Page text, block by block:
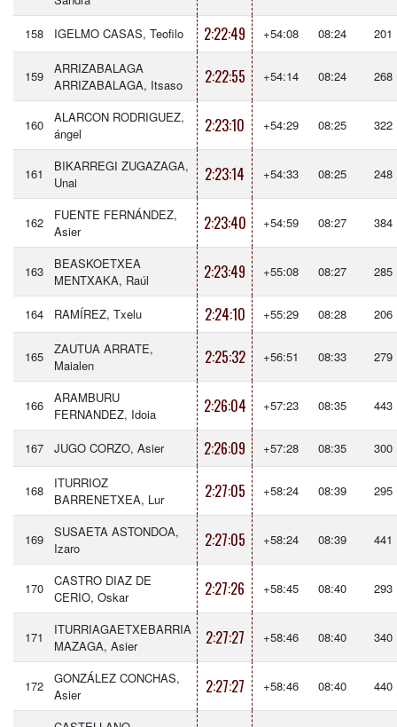
158 IGELMO CASAS, Teofilo 2:22:49 +54:08 08:24 201
159
ARRIZABALAGA
ARRIZABALAGA, Itsaso
2:22:55 +54:14 08:24 268
160
ALARCON RODRIGUEZ,
ángel
2:23:10 +54:29 08:25 322
161
BIKARREGI ZUGAZAGA,
Unai
2:23:14 +54:33 08:25 248
162
FUENTE FERNÁNDEZ,
Asier
2:23:40 +54:59 08:27 384
163
BEASKOETXEA
MENTXAKA, Raúl
2:23:49 +55:08 08:27 285
164 RAMÍREZ, Txelu 2:24:10 +55:29 08:28 206
165
ZAUTUA ARRATE,
Maialen
2:25:32 +56:51 08:33 279
166
ARAMBURU
FERNANDEZ, Idoia
2:26:04 +57:23 08:35 443
167 JUGO CORZO, Asier 2:26:09 +57:28 08:35 300
168
ITURRIOZ
BARRENETXEA, Lur
2:27:05 +58:24 08:39 295
169
SUSAETA ASTONDOA,
Izaro
2:27:05 +58:24 08:39 441
170
CASTRO DIAZ DE
CERIO, Oskar
2:27:26 +58:45 08:40 293
171
ITURRIAGAETXEBARRIA
MAZAGA, Asier
2:27:27 +58:46 08:40 340
172
GONZÁLEZ CONCHAS,
Asier
2:27:27 +58:46 08:40 440